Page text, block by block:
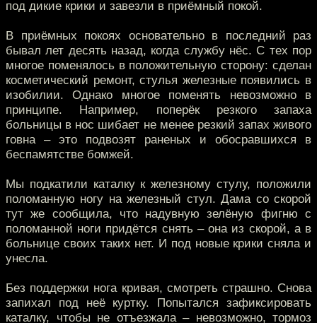
под дикие крики и завезли в приёмный покой.
В приёмных покоях основательно в последний раз
бывал лет десять назад, когда службу нёс. С тех пор
многое поменялось в положительную сторону: сделан
косметический ремонт, стулья железные появились в
изобилии. Однако многое поменять невозможно в
принципе. Например, поперёк резкого запаха
больницы в нос шибает не менее резкий запах живого
говна – это подвозят раненых и обосравшихся в
беспамятстве бомжей.
Мы подкатили каталку к железному стулу, положили
поломанную ногу на железный стул. Дама со скорой
тут же сообщила, что надувную зелёную фигню с
поломанной ноги придётся снять – она из скорой, а в
больнице своих таких нет. И под новые крики сняла и
унесла.
Без поддержки нога кривая, смотреть страшно. Снова
запихал под неё куртку. Попытался зафиксировать
каталку, чтобы не отъезжала – невозможно, тормоз